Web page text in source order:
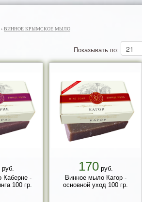
› ВИННОЕ КРЫМСКОЕ МЫЛО
Показывать по:
руб.
Каберне -
100 гр.
170руб.
Винное мыло Кагор -
основной уход 100 гр.